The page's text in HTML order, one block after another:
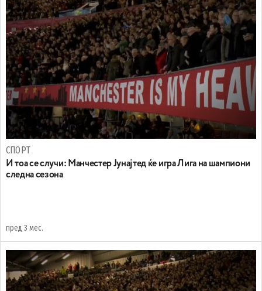
СПОРТ
И тоа се случи: Манчестер Јунајтед ќе игра Лига на шампиони
следна сезона
пред 3 мес.